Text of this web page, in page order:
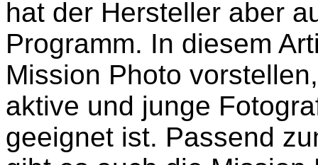
hat der Hersteller aber
Programm. In diesem
Mission Photo
aktive und junge
geeignet ist. Passend